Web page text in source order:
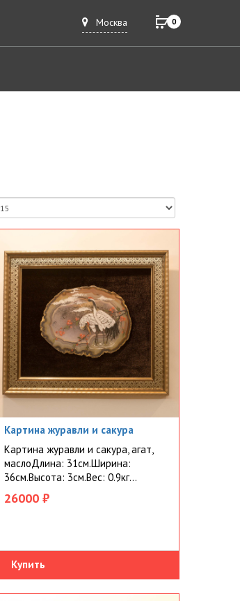
Москва 0
Картина журавли и сакура
Картина журавли и сакура, агат,
маслоДлина: 31см.Ширина:
36см.Высота: 3см.Вес: 0.9кг...
26000 ₽
Купить